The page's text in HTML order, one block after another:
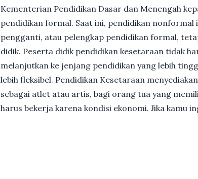
Kementerian Pendidikan Dasar dan Menengah
pendidikan formal. Saat ini, pendidikan nonformal
pengganti, atau pelengkap pendidikan formal,
didik. Peserta didik pendidikan kesetaraan tidak
melanjutkan ke jenjang pendidikan yang lebih
lebih fleksibel. Pendidikan Kesetaraan
sebagai atlet atau artis, bagi orang tua yang
harus bekerja karena kondisi ekonomi. Jika kamu